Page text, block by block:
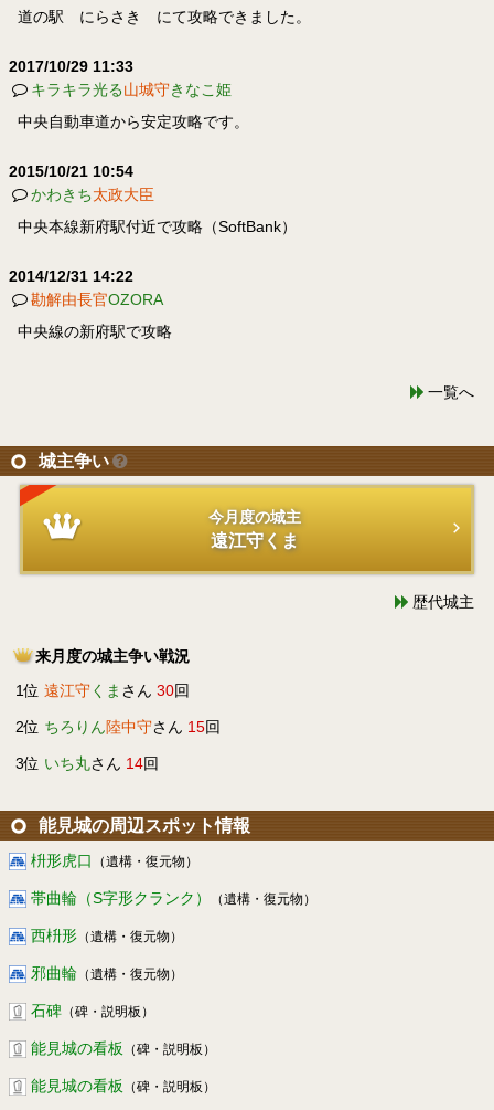
道の駅 にらさき にて攻略できました。
2017/10/29 11:33
キラキラ光る山城守きなこ姫
中央自動車道から安定攻略です。
2015/10/21 10:54
かわきち太政大臣
中央本線新府駅付近で攻略（SoftBank）
2014/12/31 14:22
勘解由長官OZORA
中央線の新府駅で攻略
一覧へ
城主争い
今月度の城主
遠江守くま
歴代城主
来月度の城主争い戦況
1位 遠江守くま さん 30回
2位 ちろりん陸中守さん 15回
3位 いち丸さん 14回
能見城の周辺スポット情報
枡形虎口 （遺構・復元物）
帯曲輪（S字形クランク） （遺構・復元物）
西枡形 （遺構・復元物）
邪曲輪 （遺構・復元物）
石碑 （碑・説明板）
能見城の看板 （碑・説明板）
能見城の看板 （碑・説明板）